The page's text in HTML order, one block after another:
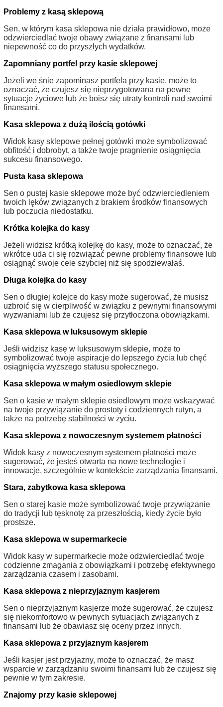
Problemy z kasą sklepową
Sen, w którym kasa sklepowa nie działa prawidłowo, może
odzwierciedlać twoje obawy związane z finansami lub
niepewność co do przyszłych wydatków.
Zapomniany portfel przy kasie sklepowej
Jeżeli we śnie zapominasz portfela przy kasie, może to
oznaczać, że czujesz się nieprzygotowana na pewne
sytuacje życiowe lub że boisz się utraty kontroli nad swoimi
finansami.
Kasa sklepowa z dużą ilością gotówki
Widok kasy sklepowe pełnej gotówki może symbolizować
obfitość i dobrobyt, a także twoje pragnienie osiągnięcia
sukcesu finansowego.
Pusta kasa sklepowa
Sen o pustej kasie sklepowe może być odzwierciedleniem
twoich lęków związanych z brakiem środków finansowych
lub poczucia niedostatku.
Krótka kolejka do kasy
Jeżeli widzisz krótką kolejkę do kasy, może to oznaczać, że
wkrótce uda ci się rozwiązać pewne problemy finansowe lub
osiągnąć swoje cele szybciej niż się spodziewałaś.
Długa kolejka do kasy
Sen o długiej kolejce do kasy może sugerować, że musisz
uzbroić się w cierpliwość w związku z pewnymi finansowymi
wyzwaniami lub że czujesz się przytłoczona obowiązkami.
Kasa sklepowa w luksusowym sklepie
Jeśli widzisz kasę w luksusowym sklepie, może to
symbolizować twoje aspiracje do lepszego życia lub chęć
osiągnięcia wyższego statusu społecznego.
Kasa sklepowa w małym osiedlowym sklepie
Sen o kasie w małym sklepie osiedlowym może wskazywać
na twoje przywiązanie do prostoty i codziennych rutyn, a
także na potrzebę stabilności w życiu.
Kasa sklepowa z nowoczesnym systemem płatności
Widok kasy z nowoczesnym systemem płatności może
sugerować, że jesteś otwarta na nowe technologie i
innowacje, szczególnie w kontekście zarządzania finansami.
Stara, zabytkowa kasa sklepowa
Sen o starej kasie może symbolizować twoje przywiązanie
do tradycji lub tęsknotę za przeszłością, kiedy życie było
prostsze.
Kasa sklepowa w supermarkecie
Widok kasy w supermarkecie może odzwierciedlać twoje
codzienne zmagania z obowiązkami i potrzebę efektywnego
zarządzania czasem i zasobami.
Kasa sklepowa z nieprzyjaznym kasjerem
Sen o nieprzyjaznym kasjerze może sugerować, że czujesz
się niekomfortowo w pewnych sytuacjach związanych z
finansami lub że obawiasz się oceny przez innych.
Kasa sklepowa z przyjaznym kasjerem
Jeśli kasjer jest przyjazny, może to oznaczać, że masz
wsparcie w zarządzaniu swoimi finansami lub że czujesz się
pewnie w tym zakresie.
Znajomy przy kasie sklepowej